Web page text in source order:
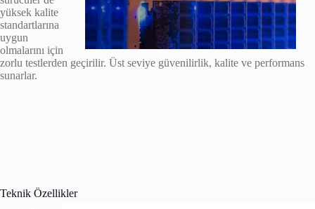
yüksek kalite
standartlarına
uygun
olmalarını için
zorlu testlerden geçirilir. Üst seviye güvenilirlik, kalite ve performans
sunarlar.
Teknik Özellikler